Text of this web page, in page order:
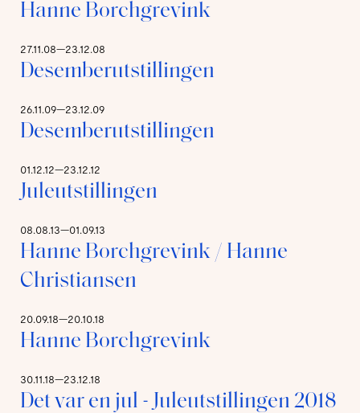
Hanne Borchgrevink
27.11.08—23.12.08
Desemberutstillingen
26.11.09—23.12.09
Desemberutstillingen
01.12.12—23.12.12
Juleutstillingen
08.08.13—01.09.13
Hanne Borchgrevink / Hanne
Christiansen
20.09.18—20.10.18
Hanne Borchgrevink
30.11.18—23.12.18
Det var en jul - Juleutstillingen 2018